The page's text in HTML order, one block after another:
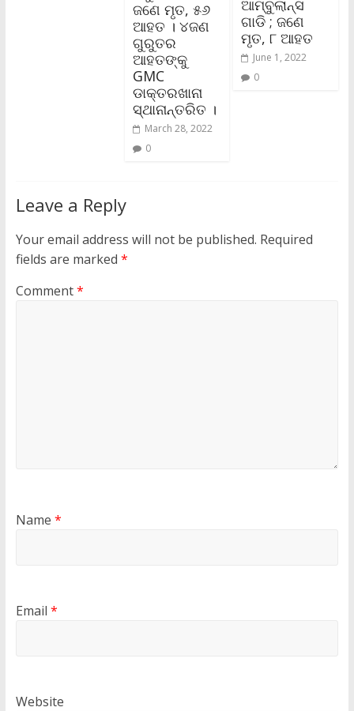
ଜଣେ ମୃତ, ୫୬
ଆହତ । ୪ଜଣ
ଗୁରୁତର
ଆହତଙ୍କୁ
GMC
ଡାକ୍ତରଖାନା
ସ୍ଥାନାନ୍ତରିତ ।
March 28, 2022
0
ଆମ୍ବୁଲାନ୍ସ
ଗାଡି ; ଜଣେ
ମୃତ, ୮ ଆହତ
June 1, 2022
0
Leave a Reply
Your email address will not be published. Required
fields are marked *
Comment*
Name *
Email *
Website